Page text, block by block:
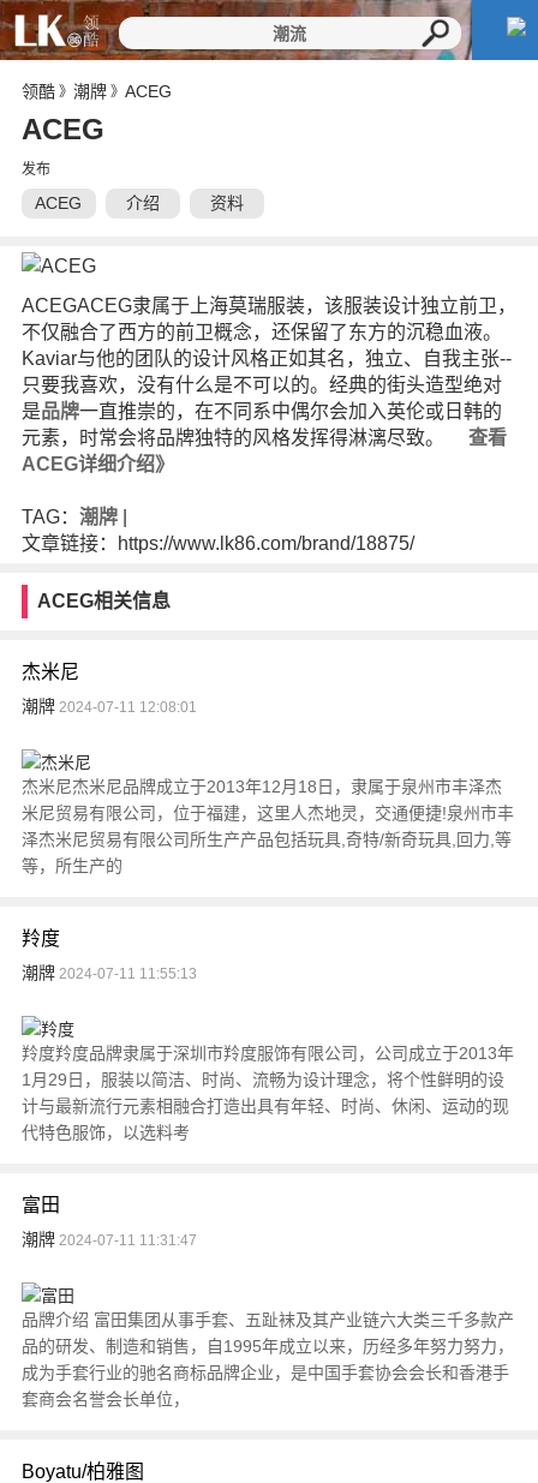
领酷》 潮牌》 ACEG
ACEG
发布
ACEG 介绍 资料
ACEGACEG隶属于上海莫瑞服装，该服装设计独立前卫，
不仅融合了西方的前卫概念，还保留了东方的沉稳血液。
Kaviar与他的团队的设计风格正如其名，独立、自我主张--
只要我喜欢，没有什么是不可以的。经典的街头造型绝对
是品牌一直推崇的，在不同系中偶尔会加入英伦或日韩的
元素，时常会将品牌独特的风格发挥得淋漓尽致。 查看
ACEG详细介绍》
TAG： 潮牌|
文章链接：https://www.lk86.com/brand/18875/
ACEG相关信息
杰米尼
潮牌2024-07-11 12:08:01
杰米尼杰米尼品牌成立于2013年12月18日，隶属于泉州市丰泽杰
米尼贸易有限公司，位于福建，这里人杰地灵，交通便捷!泉州市丰
泽杰米尼贸易有限公司所生产产品包括玩具,奇特/新奇玩具,回力,等
等，所生产的
羚度
潮牌2024-07-11 11:55:13
羚度羚度品牌隶属于深圳市羚度服饰有限公司，公司成立于2013年
1月29日，服装以简洁、时尚、流畅为设计理念，将个性鲜明的设
计与最新流行元素相融合打造出具有年轻、时尚、休闲、运动的现
代特色服饰，以选料考
富田
潮牌2024-07-11 11:31:47
品牌介绍 富田集团从事手套、五趾袜及其产业链六大类三千多款产
品的研发、制造和销售，自1995年成立以来，历经多年努力努力，
成为手套行业的驰名商标品牌企业，是中国手套协会会长和香港手
套商会名誉会长单位，
Boyatu/柏雅图